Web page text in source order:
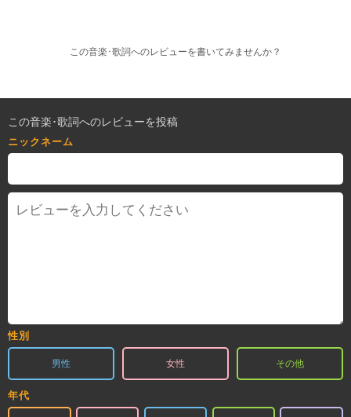
この音楽･歌詞へのレビューを書いてみませんか？
この音楽･歌詞へのレビューを投稿
ニックネーム
性別
男性 女性 その他
年代